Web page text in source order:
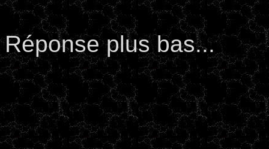
Réponse plus bas...